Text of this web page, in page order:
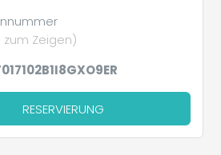
zum Zeigen)
RESERVIERUNG